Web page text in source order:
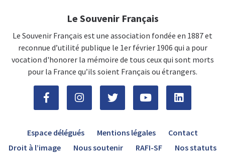
Le Souvenir Français
Le Souvenir Français est une association fondée en 1887 et
reconnue d’utilité publique le 1er février 1906 qui a pour
vocation d'honorer la mémoire de tous ceux qui sont morts
pour la France qu’ils soient Français ou étrangers.
Espace délégués Mentions légales
Contact
Droit à l’image
Nous soutenir RAFI-SF Nos statuts